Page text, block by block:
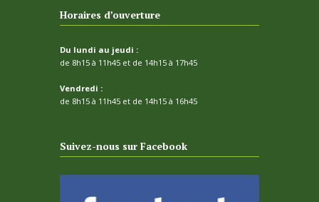
Horaires d’ouverture
Du lundi au jeudi :
de 8h15 à 11h45 et de 14h15 à 17h45
Vendredi :
de 8h15 à 11h45 et de 14h15 à 16h45
Suivez-nous sur Facebook